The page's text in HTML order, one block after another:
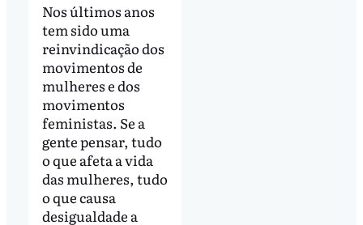
Nos últimos anos
tem sido uma
reinvindicação dos
movimentos de
mulheres e dos
movimentos
feministas. Se a
gente pensar, tudo
o que afeta a vida
das mulheres, tudo
o que causa
desigualdade a